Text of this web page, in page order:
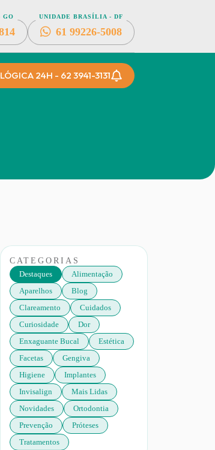
GO UNIDADE BRASÍLIA - DF
61 99226-5008
24H - 62 3941-3131
CATEGORIAS
Alimentação
Aparelhos
Blog
Clareamento
Cuidados
Curiosidade
Dor
Enxaguante Bucal
Estética
Facetas
Gengiva
Higiene
Implantes
Invisalign
Mais Lidas
Novidades
Ortodontia
Prevenção
Próteses
Tratamentos
Destaques